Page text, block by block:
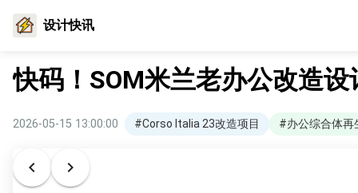
设计快讯
快码！SOM米兰老办公改造
2026-05-15 13:00:00 #Corso Italia 23改造项目 #办公综合体再